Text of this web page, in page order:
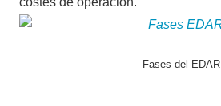
Fases del EDAR